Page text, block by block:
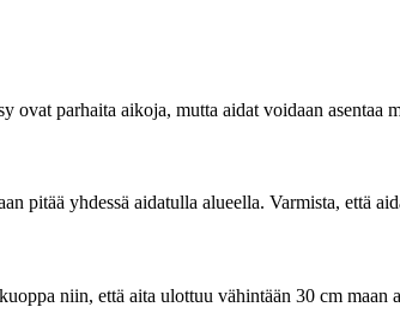
ovat parhaita aikoja, mutta aidat voidaan asentaa
pitää yhdessä aidatulla alueella. Varmista, että
niin, että aita ulottuu vähintään 30 cm maan